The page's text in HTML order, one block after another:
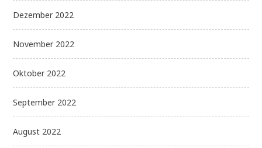
Dezember 2022
November 2022
Oktober 2022
September 2022
August 2022